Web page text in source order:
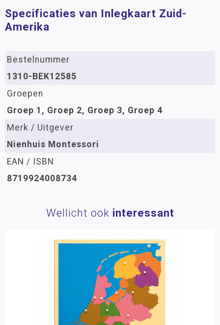
Specificaties van Inlegkaart Zuid-
Amerika
Bestelnummer
1310-BEK12585
Groepen
Groep 1, Groep 2, Groep 3, Groep 4
Merk / Uitgever
Nienhuis Montessori
EAN / ISBN
8719924008734
Wellicht ook interessant